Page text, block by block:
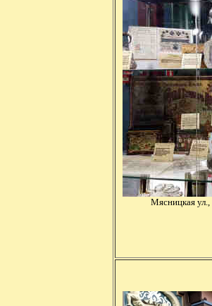
Мясницкая